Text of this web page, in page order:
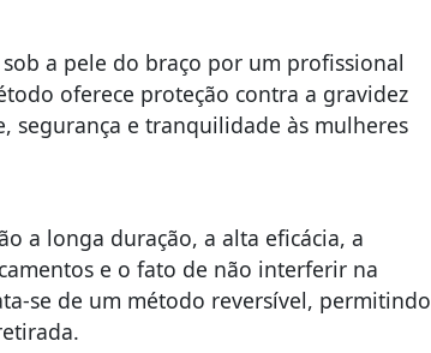
a pele do braço por um profissional
oferece proteção contra a gravidez
segurança e tranquilidade às mulheres
a longa duração, a alta eficácia, a
e o fato de não interferir na
se de um método reversível, permitindo